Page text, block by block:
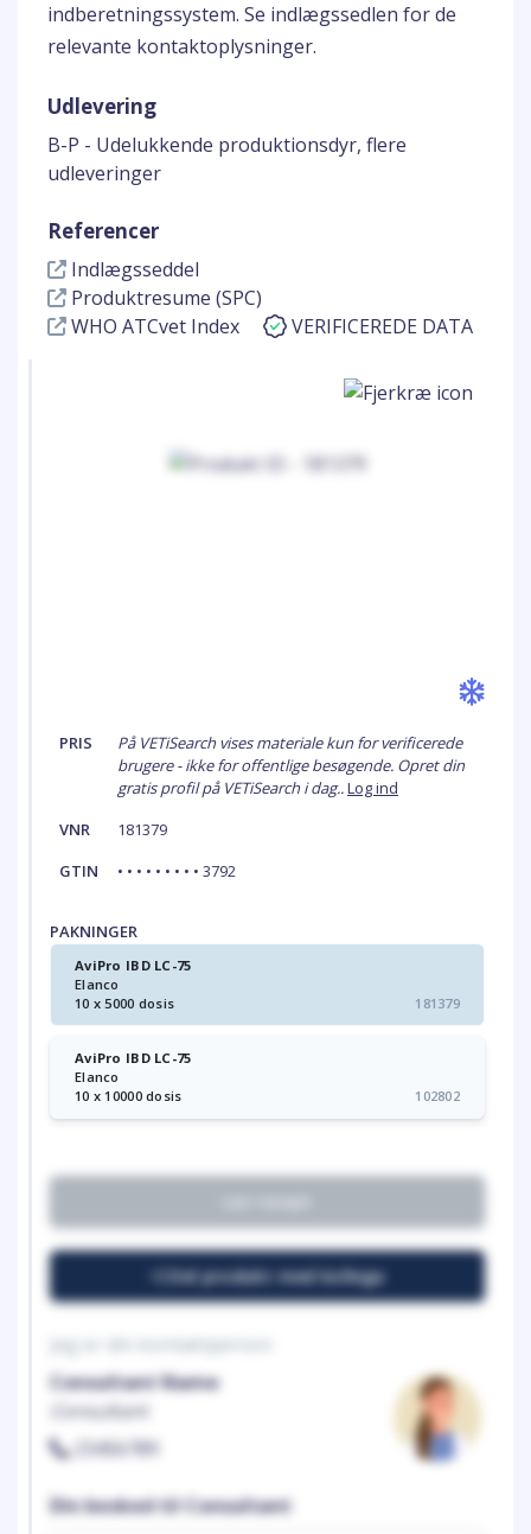
indberetningssystem. Se indlægssedlen for de
relevante kontaktoplysninger.
Udlevering
B-P - Udelukkende produktionsdyr, flere
udleveringer
Referencer
Indlægsseddel
Produktresume (SPC)
WHO ATCvet Index
VERIFICEREDE DATA
PRIS
På VETiSearch vises materiale kun for verificerede
brugere - ikke for offentlige besøgende. Opret din
gratis profil på VETiSearch i dag..Log ind
VNR
181379
GTIN
• • • • • • • • • 3792
PAKNINGER
AviPro IBD LC-75
Elanco
10 x 5000 dosis
181379
AviPro IBD LC-75
Elanco
10 x 10000 dosis
102802
Del produkt med kollega
Jeg er din kontaktperson
Consultant Name
Consultant
23456789
Din besked til Consultant